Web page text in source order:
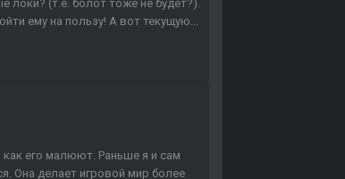
локи? (т.е. болот тоже не будет?).
ему на пользу! А вот текущую...
его малюют. Раньше я и сам
Она делает игровой мир более